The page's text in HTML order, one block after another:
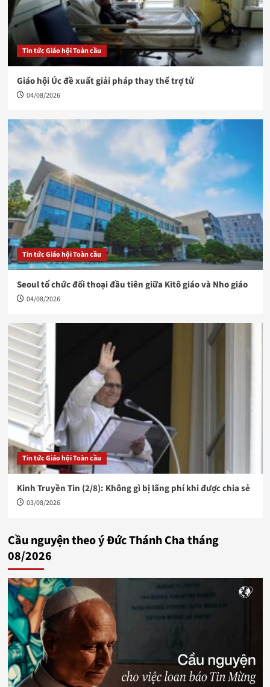
Tin tức Giáo hội Toàn cầu
Giáo hội Úc đề xuất giải pháp thay thế trợ tử
04/08/2026
Tin tức Giáo hội Toàn cầu
Seoul tổ chức đối thoại đầu tiên giữa Kitô giáo và Nho giáo
04/08/2026
Tin tức Giáo hội Toàn cầu
Kinh Truyền Tin (2/8): Không gì bị lãng phí khi được chia sẻ
03/08/2026
Cầu nguyện theo ý Đức Thánh Cha tháng
08/2026